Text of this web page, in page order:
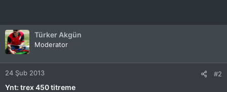
Türker Akgün
Moderator
24 Şub 2013 #2
Ynt: trex 450 titreme